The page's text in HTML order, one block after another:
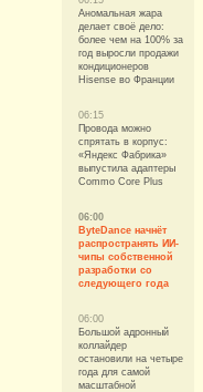
Аномальная жара
делает своё дело:
более чем на 100% за
год выросли продажи
кондиционеров
Hisense во Франции
06:15
Провода можно
спрятать в корпус:
«Яндекс Фабрика»
выпустила адаптеры
Commo Core Plus
06:00
ByteDance начнёт
распространять ИИ-
чипы собственной
разработки со
следующего года
06:00
Большой адронный
коллайдер
остановили на четыре
года для самой
масштабной